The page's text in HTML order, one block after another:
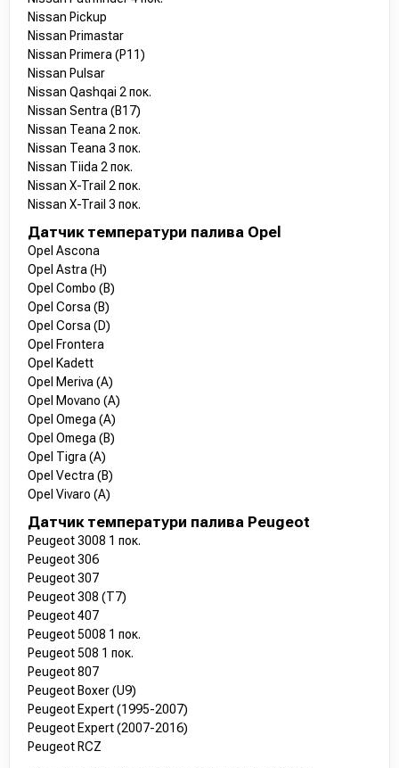
Nissan Pickup
Nissan Primastar
Nissan Primera (P11)
Nissan Pulsar
Nissan Qashqai 2 пок.
Nissan Sentra (B17)
Nissan Teana 2 пок.
Nissan Teana 3 пок.
Nissan Tiida 2 пок.
Nissan X-Trail 2 пок.
Nissan X-Trail 3 пок.
Датчик температури палива Opel
Opel Ascona
Opel Astra (H)
Opel Combo (B)
Opel Corsa (B)
Opel Corsa (D)
Opel Frontera
Opel Kadett
Opel Meriva (A)
Opel Movano (A)
Opel Omega (A)
Opel Omega (B)
Opel Tigra (A)
Opel Vectra (B)
Opel Vivaro (A)
Датчик температури палива Peugeot
Peugeot 3008 1 пок.
Peugeot 306
Peugeot 307
Peugeot 308 (T7)
Peugeot 407
Peugeot 5008 1 пок.
Peugeot 508 1 пок.
Peugeot 807
Peugeot Boxer (U9)
Peugeot Expert (1995-2007)
Peugeot Expert (2007-2016)
Peugeot RCZ